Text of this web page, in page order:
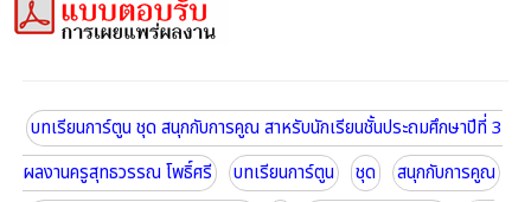
บทเรียนการ์ตูน ชุด สนุกกับการคูณ สาหรับนักเรียนชั้นประถมศึกษาปีที่ 3
ผลงานครูสุทธวรรณ โพธิ์ศรี
บทเรียนการ์ตูน ชุด
สนุกกับการคูณ